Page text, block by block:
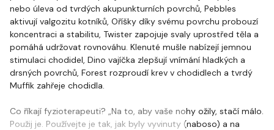
nebo úleva od tvrdých akupunkturních povrchů, Pebbles
aktivují valgozitu kotníků, Oříšky díky svému povrchu probouzí
koncentraci a stabilitu, Twister zapojuje svaly uprostřed těla a
pomáhá udržovat rovnováhu. Klenuté mušle nabízejí jemnou
stimulaci chodidel, Dino vajíčka zlepšují vnímání hladkých a
drsných povrchů, Forest rozproudí krev v chodidlech a tvrdý
Muffik zahřeje chodidla.
Co říkají fyzioterapeuti? „Na to, aby vaše nohy ožily, stačí málo.
Použij je. Používejte je tak, jak byly vyvinuty (naboso) a na